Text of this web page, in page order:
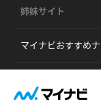
姉妹サイト
マイナビおすすめ